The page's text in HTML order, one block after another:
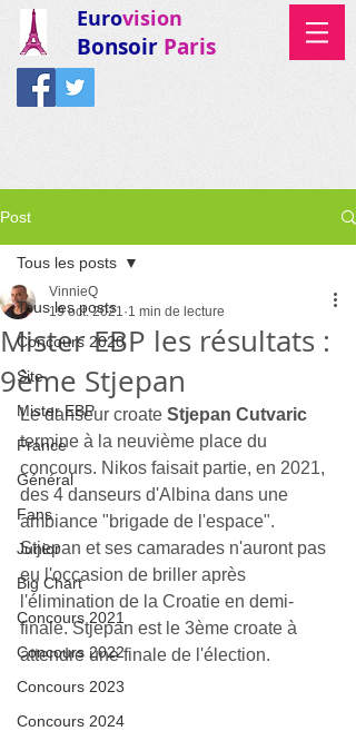
Eurovision
Bonsoir Paris
Post
Tous les posts
Concours 2020
Site
Mister EBP
France
Général
Fans
Junior
Big Chart
Concours 2021
Concours 2022
Concours 2023
Concours 2024
Tous les posts
Mister EBP les résultats :
9ème Stjepan
VinnieQ
19 oct. 2021 1 min de lecture
Le danseur croate Stjepan Cutvaric
termine à la neuvième place du
concours. Nikos faisait partie, en 2021,
des 4 danseurs d'Albina dans une
ambiance "brigade de l'espace".
Stjepan et ses camarades n'auront pas
eu l'occasion de briller après
l'élimination de la Croatie en demi-
finale. Stjepan est le 3ème croate à
attendre une finale de l'élection.